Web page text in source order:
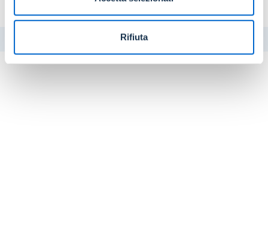
Rifiuta
capitale umano
STAMPA